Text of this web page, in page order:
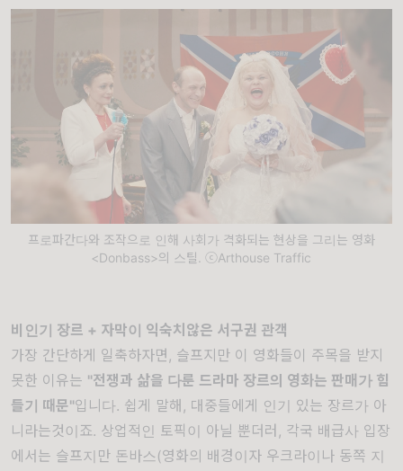
프로파간다와 조작으로 인해 사회가 격화되는 현상을 그리는 영화
<Donbass>의 스틸. ⓒArthouse Traffic
비인기 장르 + 자막이 익숙치않은 서구권 관객
가장 간단하게 일축하자면, 슬프지만 이 영화들이 주목을 받지
못한 이유는 "전쟁과 삶을 다룬 드라마 장르의 영화는 판매가 힘
들기 때문"입니다. 쉽게 말해, 대중들에게 인기 있는 장르가 아
니라는것이죠. 상업적인 토픽이 아닐 뿐더러, 각국 배급사 입장
에서는 슬프지만 돈바스(영화의 배경이자 우크라이나 동쪽 지